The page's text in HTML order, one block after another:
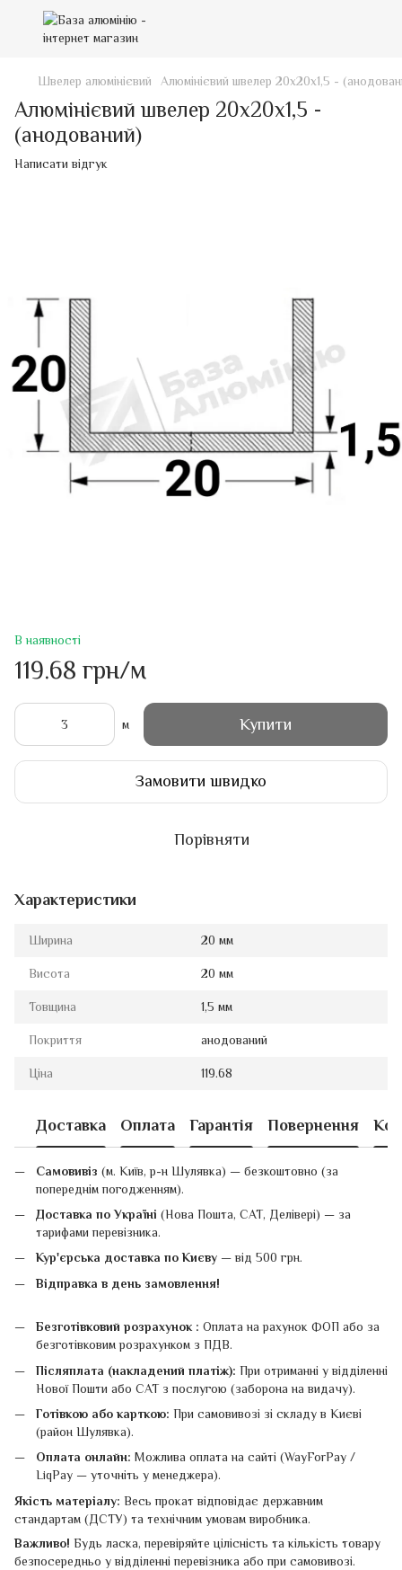
Швелер алюмінієвий Алюмінієвий швелер 20х20х1,5 -
Алюмінієвий швелер 20х20х1,5 -
(анодований)
Написати відгук
В наявності
119.68 грн/м
м Купити
Замовити швидко
Порівняти
Характеристики
Ширина 20 мм
Висота 20 мм
Товщина 1,5 мм
Покриття анодований
Ціна 119.68
Доставка Оплата Гарантія Повернення
Самовивіз (м. Київ, р-н Шулявка) — безкоштовно (за
попереднім погодженням).
Доставка по Україні (Нова Пошта, САТ, Делівері) — за
тарифами перевізника.
Кур'єрська доставка по Києву — від 500 грн.
Відправка в день замовлення!
Безготівковий розрахунок : Оплата на рахунок ФОП або за
безготівковим розрахунком з ПДВ.
Післяплата (накладений платіж): При отриманні у відділенні
Нової Пошти або САТ з послугою (заборона на видачу).
Готівкою або карткою: При самовивозі зі складу в Києві
(район Шулявка).
Оплата онлайн: Можлива оплата на сайті (WayForPay /
LiqPay — уточніть у менеджера).
Якість матеріалу: Весь прокат відповідає державним
стандартам (ДСТУ) та технічним умовам виробника.
Важливо! Будь ласка, перевіряйте цілісність та кількість товару
безпосередньо у відділенні перевізника або при самовивозі.